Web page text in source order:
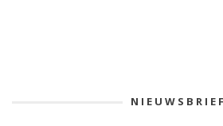
NIEUWSBRIEF